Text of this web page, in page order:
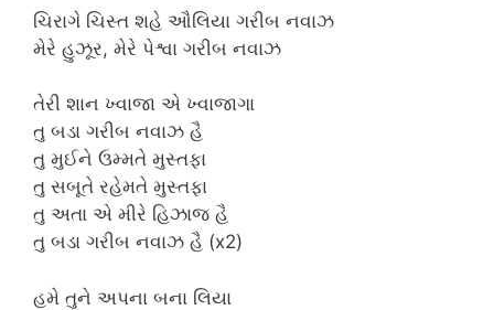
ચિરાગે ચિસ્ત શહે ઔલિયા ગરીબ નવાઝ
મેરે હુઝૂર, મેરે પેશ્વા ગરીબ નવાઝ
તેરી શાન ખ્વાજા એ ખ્વાજાગા
તુ બડા ગરીબ નવાઝ હૈ
તુ મુઈને ઉમ્મતે મુસ્તફા
તુ સબૂતે રહેમતે મુસ્તફા
તુ અતા એ મીરે હિઝાજ હૈ
તુ બડા ગરીબ નવાઝ હૈ (x2)
હમે તુને અપના બના લિયા